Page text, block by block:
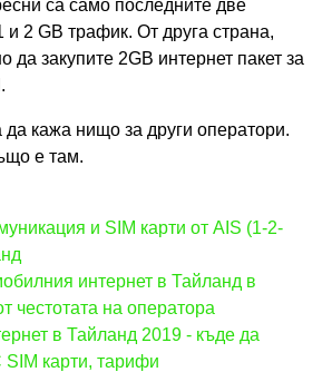
са само последните две
2 GB трафик. От друга страна,
да закупите 2GB интернет пакет за
кажа нищо за други оператори.
е там.
и SIM карти от AIS (1-2-
интернет в Тайланд в
честотата на оператора
в Тайланд 2019 - къде да
SIM карти, тарифи